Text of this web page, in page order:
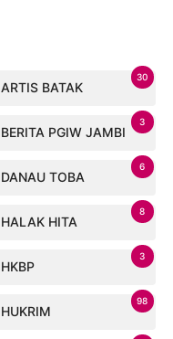
ARTIS BATAK
30
BERITA PGIW JAMBI
3
DANAU TOBA
6
HALAK HITA
8
HKBP
3
HUKRIM
98